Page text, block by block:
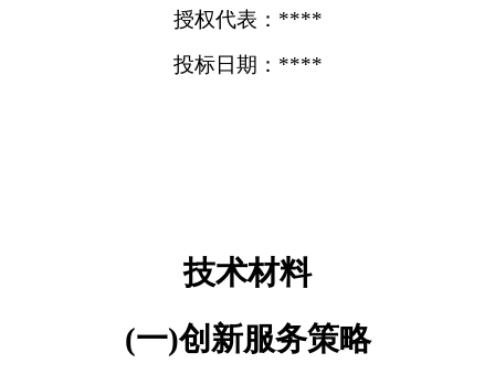
授权代表：****
投标日期：****
技术材料
(一)创新服务策略